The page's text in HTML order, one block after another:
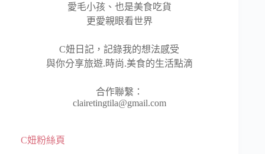
愛毛小孩、也是美食吃貨
更愛親眼看世界
C妞日記，記錄我的想法感受
與你分享旅遊.時尚.美食的生活點滴
合作聯繫：
clairetingtila@gmail.com
C妞粉絲頁